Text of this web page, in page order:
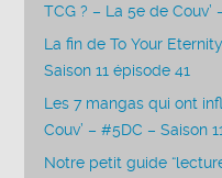
TCG ? – La 5e de Couv’
La fin de To Your
Saison 11 épisode 41
Les 7 mangas qui ont
Couv’ – #5DC – Saison
Notre petit guide